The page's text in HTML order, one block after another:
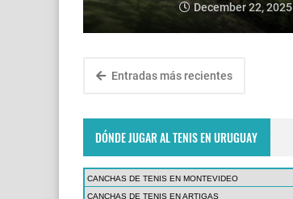
December 22, 2025
Entradas más recientes
DÓNDE JUGAR AL TENIS EN URUGUAY
CANCHAS DE TENIS EN MONTEVIDEO
CANCHAS DE TENIS EN ARTIGAS